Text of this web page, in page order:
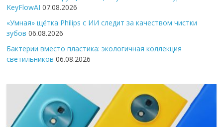
KeyFlowAI 07.08.2026
«Умная» щётка Philips с ИИ следит за качеством чистки
зубов 06.08.2026
Бактерии вместо пластика: экологичная коллекция
светильников 06.08.2026